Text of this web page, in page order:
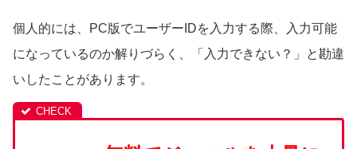
個人的には、PC版でユーザーIDを入力する際、入力可能
になっているのか解りづらく、「入力できない？」と勘違
いしたことがあります。